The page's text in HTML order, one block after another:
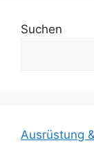
Suchen
Ausrüstung